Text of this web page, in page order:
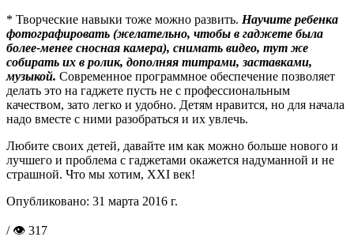
* Творческие навыки тоже можно развить. Научите ребенка
фотографировать (желательно, чтобы в гаджете была
более-менее сносная камера), снимать видео, тут же
собирать их в ролик, дополняя титрами, заставками,
музыкой. Современное программное обеспечение позволяет
делать это на гаджете пусть не с профессиональным
качеством, зато легко и удобно. Детям нравится, но для начала
надо вместе с ними разобраться и их увлечь.
Любите своих детей, давайте им как можно больше нового и
лучшего и проблема с гаджетами окажется надуманной и не
страшной. Что мы хотим, XXI век!
Опубликовано: 31 марта 2016 г.
/ 👁 317